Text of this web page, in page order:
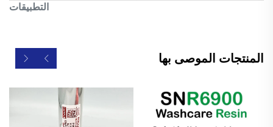
التطبيقات
المنتجات الموصى بها